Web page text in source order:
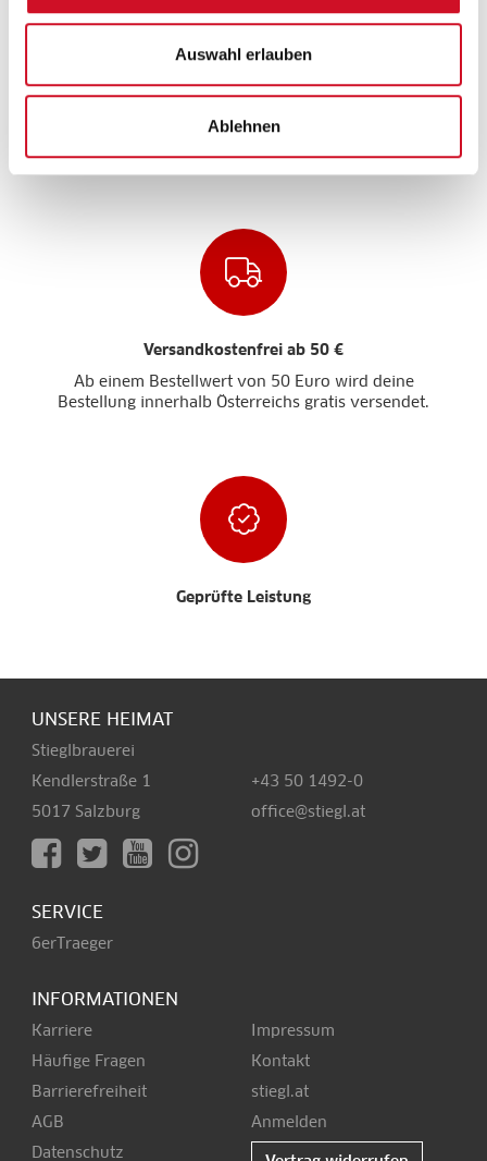
Auswahl erlauben
Ablehnen
Versandkostenfrei ab 50 €
Ab einem Bestellwert von 50 Euro wird deine
Bestellung innerhalb Österreichs gratis versendet.
Geprüfte Leistung
UNSERE HEIMAT
Stieglbrauerei
Kendlerstraße 1
5017 Salzburg
+43 50 1492-0
office@stiegl.at
SERVICE
6erTraeger
INFORMATIONEN
Karriere
Häufige Fragen
Barrierefreiheit
AGB
Datenschutz
Impressum
Kontakt
stiegl.at
Anmelden